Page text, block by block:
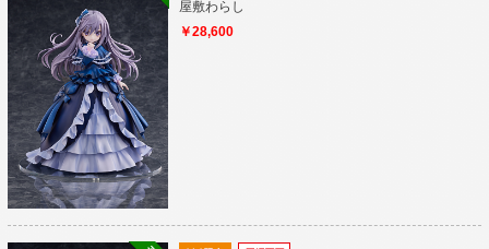
屋敷わらし
￥28,600